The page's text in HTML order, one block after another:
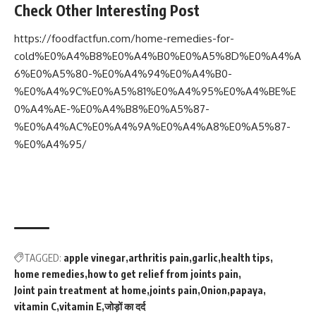
Check Other Interesting Post
https://foodfactfun.com/home-remedies-for-
cold%E0%A4%B8%E0%A4%B0%E0%A5%8D%E0%A4%A
6%E0%A5%80-%E0%A4%94%E0%A4%B0-
%E0%A4%9C%E0%A5%81%E0%A4%95%E0%A4%BE%E
0%A4%AE-%E0%A4%B8%E0%A5%87-
%E0%A4%AC%E0%A4%9A%E0%A4%A8%E0%A5%87-
%E0%A4%95/
TAGGED: apple vinegar arthritis pain garlic health tips
home remedies how to get relief from joints pain
Joint pain treatment at home joints pain Onion papaya
vitamin C vitamin E जोड़ों का दर्द